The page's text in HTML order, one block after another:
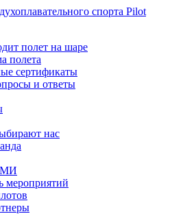
полет на шаре
полета
сертификаты
и ответы
нас
мероприятий